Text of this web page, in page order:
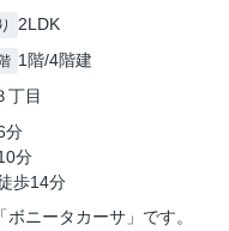
2LDK
1階/4階建
丁目
分
分
歩14分
ニータカーサ」です。